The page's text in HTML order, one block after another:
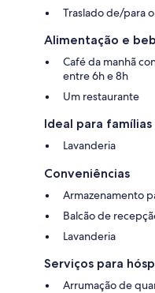
Traslado de/para
Alimentação e
Café da manhã
entre 6h e 8h
Um restaurante
Ideal para famílias
Lavanderia
Conveniências
Armazenamento
Balcão de
Lavanderia
Serviços para
Arrumação de